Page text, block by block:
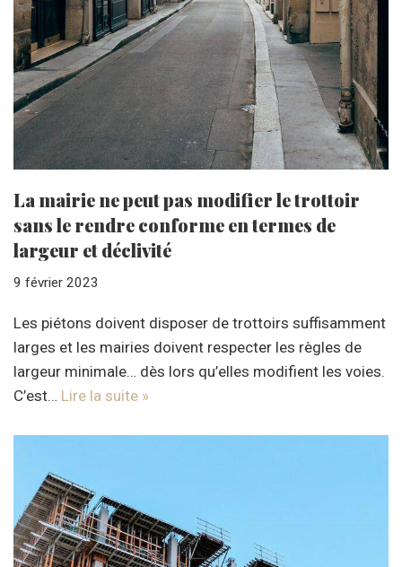
La mairie ne peut pas modifier le trottoir
sans le rendre conforme en termes de
largeur et déclivité
9 février 2023
Les piétons doivent disposer de trottoirs suffisamment
larges et les mairies doivent respecter les règles de
largeur minimale… dès lors qu’elles modifient les voies.
C’est… Lire la suite »